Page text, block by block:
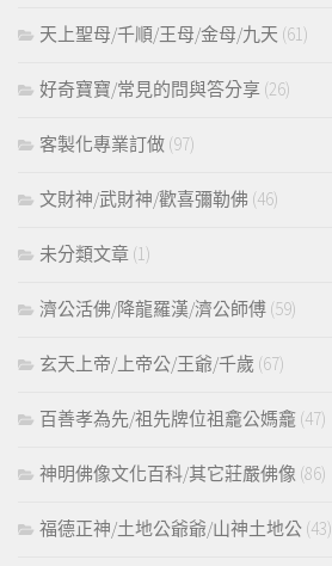
天上聖母/千順/王母/金母/九天 (61)
好奇寶寶/常見的問與答分享 (26)
客製化專業訂做 (97)
文財神/武財神/歡喜彌勒佛 (46)
未分類文章 (1)
濟公活佛/降龍羅漢/濟公師傅 (59)
玄天上帝/上帝公/王爺/千歲 (67)
百善孝為先/祖先牌位祖龕公媽龕 (47)
神明佛像文化百科/其它莊嚴佛像 (86)
福德正神/土地公爺爺/山神土地公 (43)